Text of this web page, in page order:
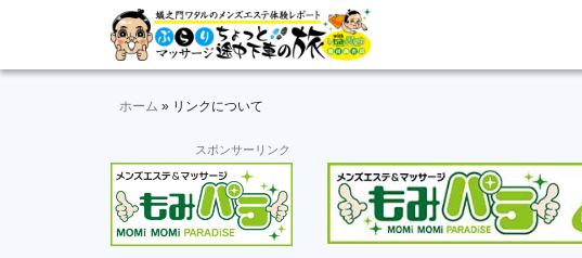
primary
main
primary
secondary
footer
ぶ
ら
り
マ
ッ
サ
メ
ン
ス
験
レ
ポ
ー
ホーム » リンクについて
カ
ン
ダ
リ
スポンサーリンク